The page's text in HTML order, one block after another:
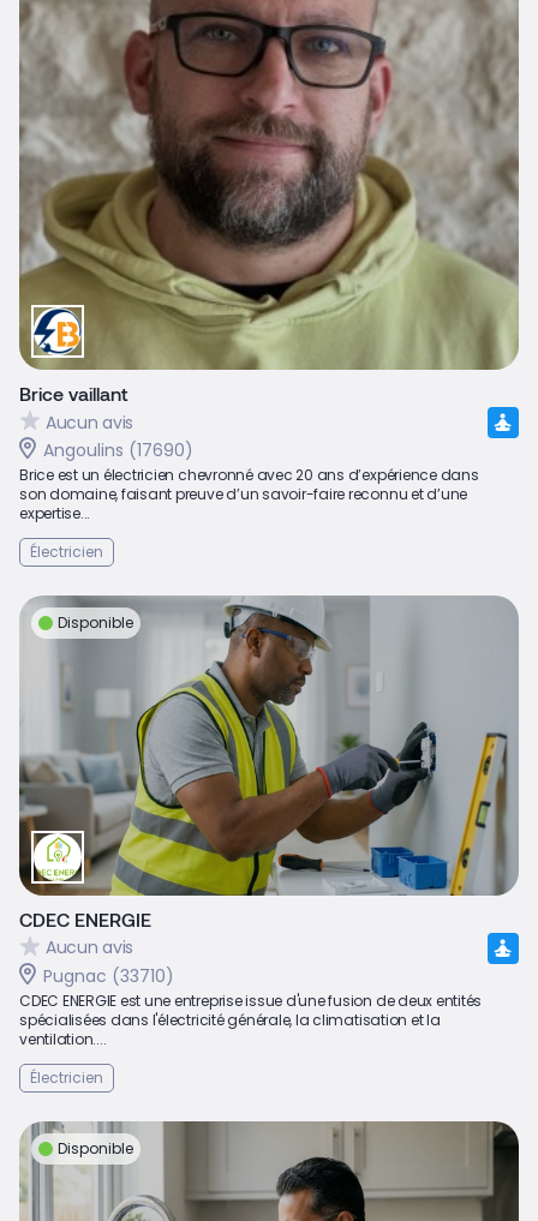
Brice vaillant
Aucun avis
Angoulins (17690)
Brice est un électricien chevronné avec 20 ans d’expérience dans
son domaine, faisant preuve d’un savoir-faire reconnu et d’une
expertise...
Électricien
Disponible
CDEC ENERGIE
Aucun avis
Pugnac (33710)
CDEC ENERGIE est une entreprise issue d'une fusion de deux entités
spécialisées dans l'électricité générale, la climatisation et la
ventilation....
Électricien
Disponible